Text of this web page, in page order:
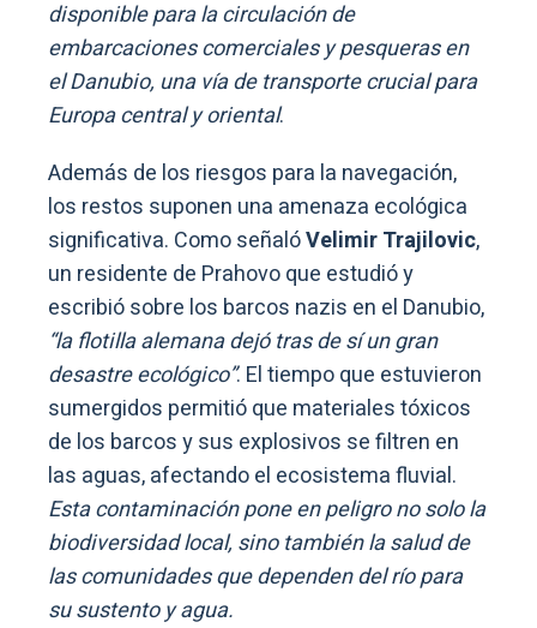
disponible para la circulación de
embarcaciones comerciales y pesqueras en
el Danubio, una vía de transporte crucial para
Europa central y oriental.
Además de los riesgos para la navegación,
los restos suponen una amenaza ecológica
significativa. Como señalóVelimir Trajilovic,
un residente de Prahovo que estudió y
escribió sobre los barcos nazis en el Danubio,
“la flotilla alemana dejó tras de sí un gran
desastre ecológico”. El tiempo que estuvieron
sumergidos permitió que materiales tóxicos
de los barcos y sus explosivos se filtren en
las aguas, afectando el ecosistema fluvial.
Esta contaminación pone en peligro no solo la
biodiversidad local, sino también la salud de
las comunidades que dependen del río para
su sustento y agua.